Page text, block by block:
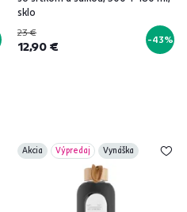
sklo
23 €
12,90 € -43%
Akcia Výpredaj Vynáška